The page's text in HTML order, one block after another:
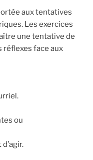
aux tentatives
Les exercices
une tentative de
réflexes face aux
ou